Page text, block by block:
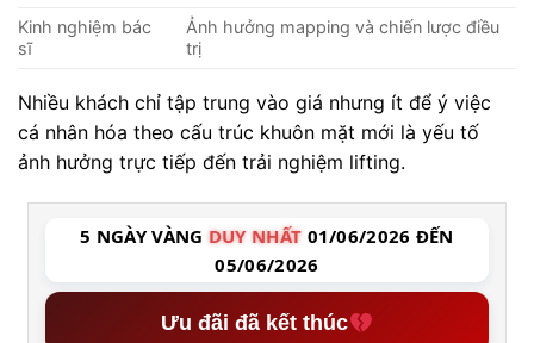
Kinh nghiệm bác
sĩ
Ảnh hưởng mapping và chiến lược điều
trị
Nhiều khách chỉ tập trung vào giá nhưng ít để ý việc
cá nhân hóa theo cấu trúc khuôn mặt mới là yếu tố
ảnh hưởng trực tiếp đến trải nghiệm lifting.
5 NGÀY VÀNG DUY NHẤT 01/06/2026 ĐẾN
05/06/2026
Ưu đãi đã kết thúc